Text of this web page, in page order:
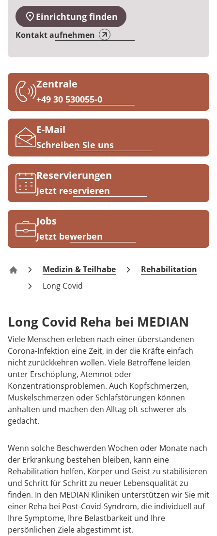
Kinder-und Jugendreha
Gastroenterologie
Stoffwechselerkrankungen
Geriatrie
Gynäkologie
HTS & Cochlea
Long Covid
Onkologie
Pneumologie
Rheumatologie
Prävention
Nachsorge
Energiepolitik
Publikationsdatenbank
Kosten & Kostenträger
Zuzahlung & Befreiung
Reha FAQ
Reha Checkliste
Über MEDIAN
Kooperationen
Blog
Karriere
Einrichtung finden
Kontakt aufnehmen
Zentrale
+49 30 530055-0
E-Mail
Schreiben Sie uns
Reservierungen
Jetzt reservieren
Jobs
Jetzt bewerben
MEDIAN Kliniken
Medizin & Teilhabe
Rehabilitation
Long Covid
Long Covid Reha bei MEDIAN
Viele Menschen erleben nach einer überstandenen
Corona-Infektion eine Zeit, in der die Kräfte einfach
nicht zurückkehren wollen. Viele Betroffene leiden
unter Erschöpfung, Atemnot oder
Konzentrationsproblemen. Auch Kopfschmerzen,
Muskelschmerzen oder Schlafstörungen können
anhalten und machen den Alltag oft schwerer als
gedacht.
Wenn solche Beschwerden Wochen oder Monate nach
der Erkrankung bestehen bleiben, kann eine
Rehabilitation helfen, Körper und Geist zu stabilisieren
und Schritt für Schritt zu neuer Lebensqualität zu
finden. In den MEDIAN Kliniken unterstützen wir Sie mit
einer Reha bei Post-Covid-Syndrom, die individuell auf
Ihre Symptome, Ihre Belastbarkeit und Ihre
persönlichen Ziele abgestimmt ist.